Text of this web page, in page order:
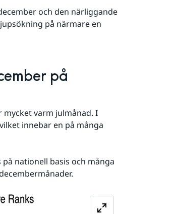
och den närliggande
på närmare en
på
mycket varm julmånad. I
innebar en på många
nationell basis och många